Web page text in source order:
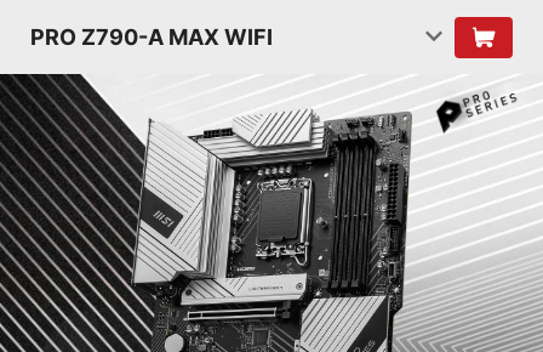
PRO Z790-A MAX WIFI